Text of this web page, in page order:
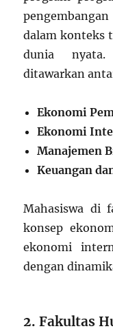
dalam konteks
dunia
ditawarkan
Ekonomi
Ekonomi
Manajemen
Keuangan
Mahasiswa di
konsep
ekonomi
dengan
2. Fakultas